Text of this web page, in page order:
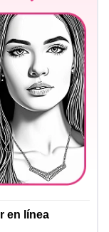
en línea